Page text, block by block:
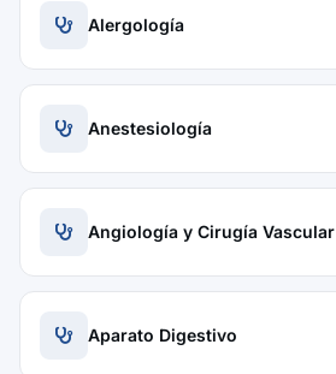
Alergología
Anestesiología
Angiología y Cirugía Vascular
Aparato Digestivo